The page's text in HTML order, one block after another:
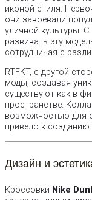
иконой стиля.
они завоевали
уличной культуры.
развивать эту
сотрудничая с
RTFKT, с другой
моды, создавая
существуют как в
пространстве.
возможностью для
привело к созданию
Дизайн и
Кроссовки Nike